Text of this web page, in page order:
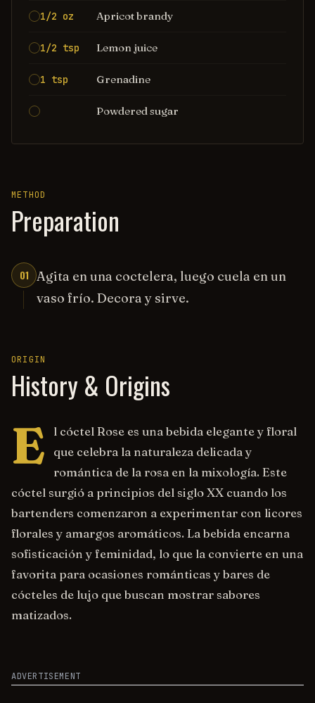
1/2 oz Apricot brandy
1/2 tsp Lemon juice
1 tsp Grenadine
Powdered sugar
METHOD
Preparation
01 Agita en una coctelera, luego cuela en un
vaso frío. Decora y sirve.
ORIGIN
History & Origins
E
l cóctel Rose es una bebida elegante y floral
que celebra la naturaleza delicada y
romántica de la rosa en la mixología. Este
cóctel surgió a principios del siglo XX cuando los
bartenders comenzaron a experimentar con licores
florales y amargos aromáticos. La bebida encarna
sofisticación y feminidad, lo que la convierte en una
favorita para ocasiones románticas y bares de
cócteles de lujo que buscan mostrar sabores
matizados.
ADVERTISEMENT